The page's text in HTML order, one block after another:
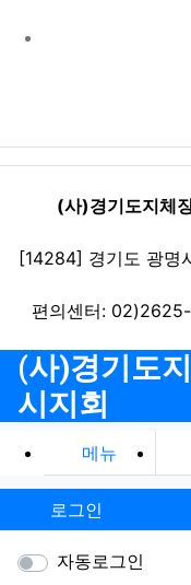
(사)경기도지체
[14284] 경기도 광명
편의센터:
(사)경기도
시지회
메뉴
로그인
자동로그인